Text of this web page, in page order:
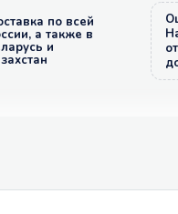
по всей
а также в
и